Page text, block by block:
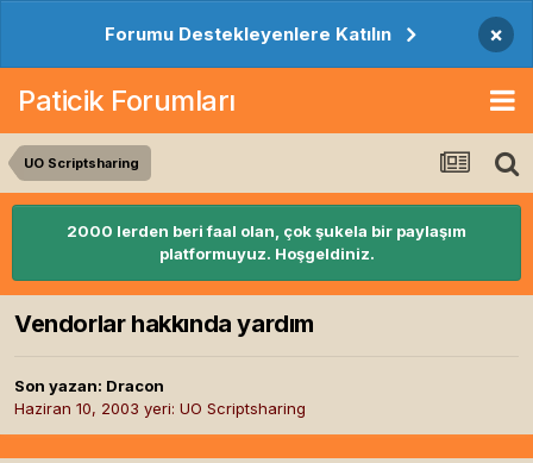
Forumu Destekleyenlere Katılın ×
Paticik Forumları
UO Scriptsharing
2000 lerden beri faal olan, çok şukela bir paylaşım
platformuyuz. Hoşgeldiniz.
Vendorlar hakkında yardım
Son yazan: Dracon
Haziran 10, 2003 yeri: UO Scriptsharing